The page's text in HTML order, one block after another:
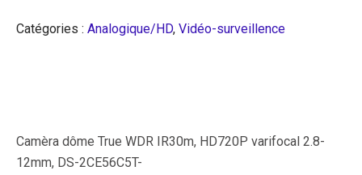
Catégories : Analogique/HD, Vidéo-surveillence
Camèra dôme True WDR IR30m, HD720P varifocal 2.8-
12mm, DS-2CE56C5T-